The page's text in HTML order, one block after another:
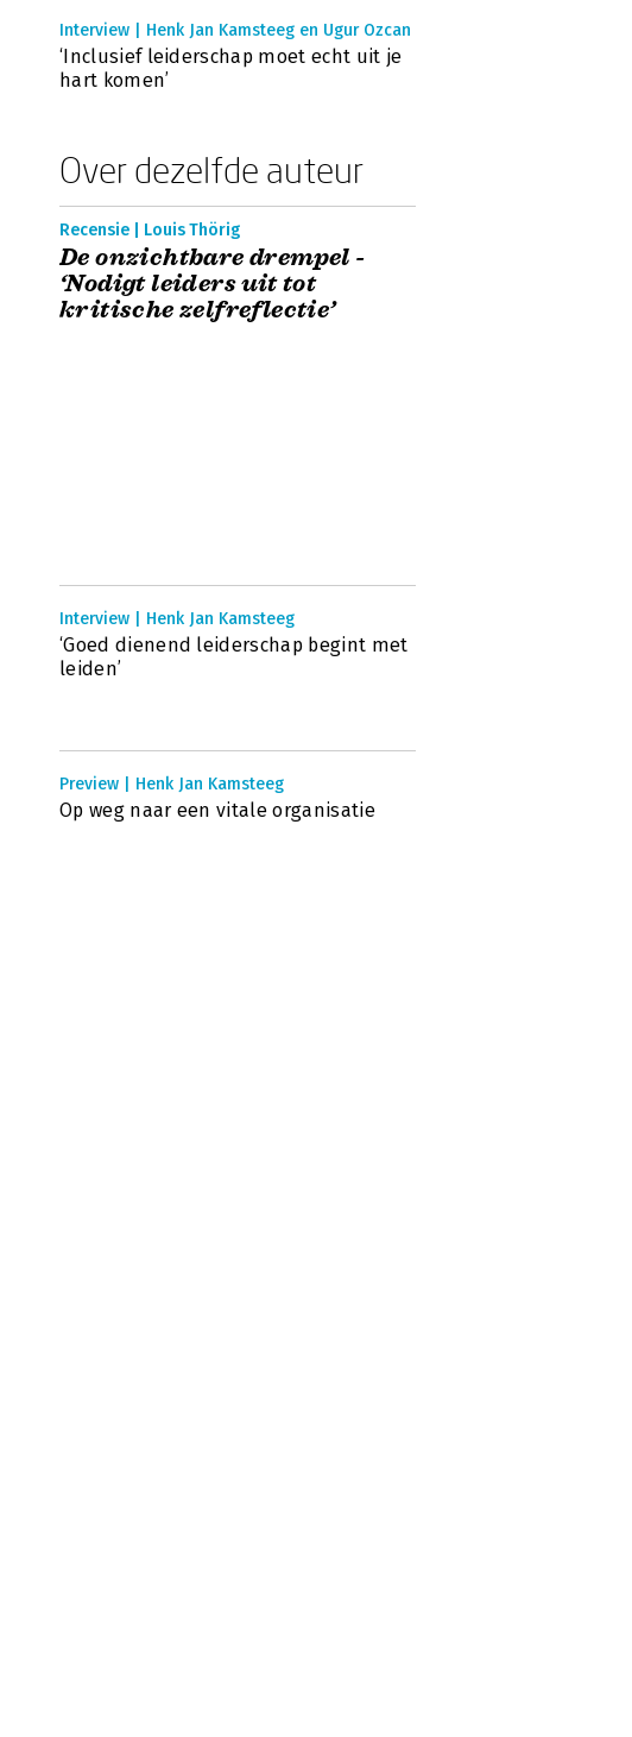
Interview | Henk Jan Kamsteeg en Ugur Ozcan
‘Inclusief leiderschap moet echt uit je
hart komen’
Over dezelfde auteur
Recensie | Louis Thörig
De onzichtbare drempel -
‘Nodigt leiders uit tot
kritische zelfreflectie’
Interview | Henk Jan Kamsteeg
‘Goed dienend leiderschap begint met
leiden’
Preview | Henk Jan Kamsteeg
Op weg naar een vitale organisatie